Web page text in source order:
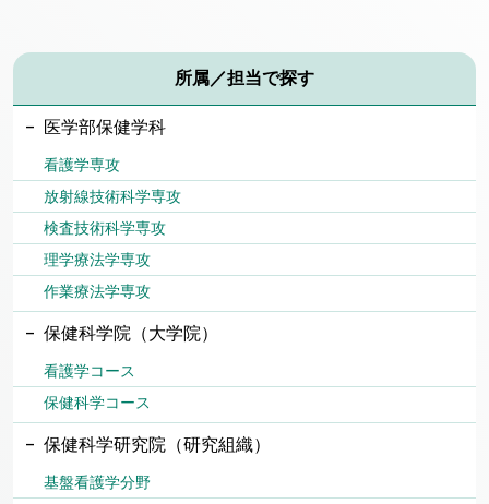
所属／担当で探す
医学部保健学科
看護学専攻
放射線技術科学専攻
検査技術科学専攻
理学療法学専攻
作業療法学専攻
保健科学院（大学院）
看護学コース
保健科学コース
保健科学研究院（研究組織）
基盤看護学分野